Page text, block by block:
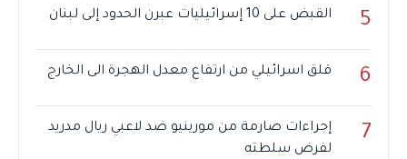
5 القبض على 10 إسرائيليات عبرن الحدود إلى لبنان
6 قلق اسرائيلي من ارتفاع معدل الهجرة الى الخارج
7
إجراءات صارمة من مورينيو ضد لاعبي ريال مدريد
لفرض سلطته